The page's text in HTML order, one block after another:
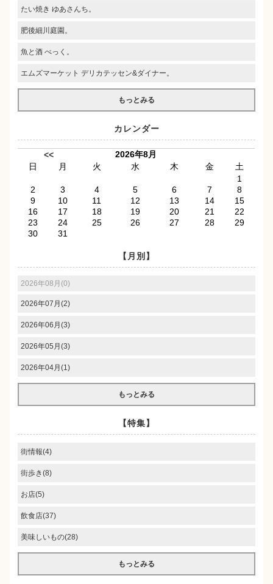
たい焼き ゆあさんち。
肥後細川庭園。
魚と酒 べっく。
エムズマーケット デリカテッセン&ダイナー。
もっとみる
カレンダー
<<
2026年8月
日
月 火 水 木 金
土
1
2
3 4 5 6 7
8
9
10 11 12 13 14
15
16
17 18 19 20 21
22
23
24 25 26 27 28
29
30
31
【月別】
2026年08月(0)
2026年07月(2)
2026年06月(3)
2026年05月(3)
2026年04月(1)
もっとみる
【特集】
街情報(4)
街歩き(8)
お店(5)
飲食店(37)
美味しいもの(28)
もっとみる